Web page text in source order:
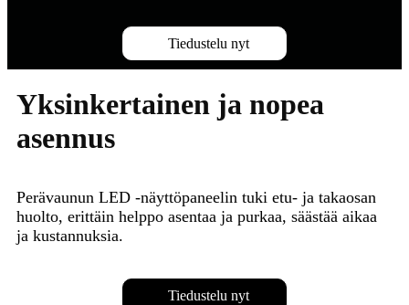
Tiedustelu nyt
Yksinkertainen ja nopea
asennus
Perävaunun LED -näyttöpaneelin tuki etu- ja takaosan
huolto, erittäin helppo asentaa ja purkaa, säästää aikaa
ja kustannuksia.
Tiedustelu nyt